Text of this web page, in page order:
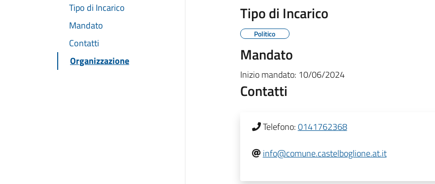
Tipo di Incarico
Mandato
Contatti
Organizzazione
Tipo di Incarico
Politico
Mandato
Inizio mandato: 10/06/2024
Contatti
Telefono:0141762368
info@comune.castelboglione.at.it